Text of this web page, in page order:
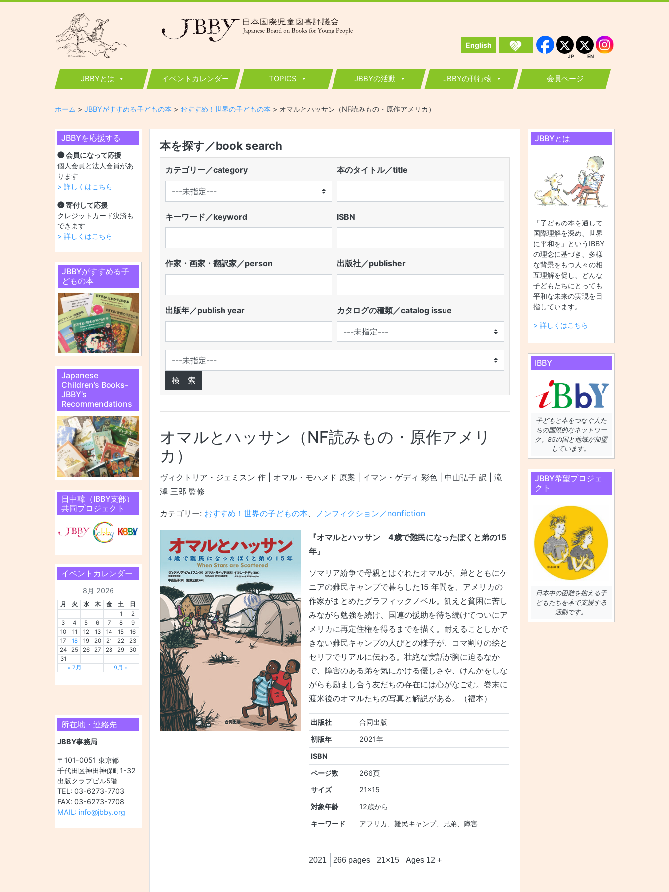
JBBY
日本国際児童図書評議会 English Facebook
JP
JP
EN
EN Instagram
JBBYとは イベントカレンダー TOPICS JBBYの活動 JBBYの刊行物 会員ページ
ホーム > JBBYがすすめる子どもの本 > おすすめ！世界の子どもの本 > オマルとハッサン（NF読みもの・原作アメリカ）
JBBYを応援する
❶ 会員になって応援
個人会員と法人会員があ
ります
> 詳しくはこちら
❷ 寄付して応援
クレジットカード決済も
できます
> 詳しくはこちら
JBBYがすすめる子
どもの本
Japanese
Children’s Books-
JBBY’s
Recommendations
日中韓（IBBY支部）
共同プロジェクト
イベントカレンダー
8月 2026
月 火 水 木 金 土
日
1
2
3
4 5 6 7 8
9
10
11 12 13 14 15
16
17
18 19 20 21 22
23
24
25 26 27 28 29
30
31
« 7月
9月 »
所在地・連絡先
JBBY事務局
〒101-0051 東京都
千代田区神田神保町1-32
出版クラブビル5階
TEL: 03-6273-7703
FAX: 03-6273-7708
MAIL: info@jbby.org
本を探す／book search
カテゴリー／category 本のタイトル／title
キーワード／keyword ISBN
作家・画家・翻訳家／person 出版社／publisher
出版年／publish year カタログの種類／catalog issue
オマルとハッサン（NF読みもの・原作アメリ
カ）
ヴィクトリア・ジェミスン 作 | オマル・モハメド 原案 | イマン・ゲディ 彩色 | 中山弘子 訳 | 滝
澤 三郎 監修
カテゴリー: おすすめ！世界の子どもの本、 ノンフィクション／nonfiction
『オマルとハッサン 4歳で難民になったぼくと弟の15
年』
ソマリア紛争で母親とはぐれたオマルが、弟とともにケ
ニアの難民キャンプで暮らした15 年間を、アメリカの
作家がまとめたグラフィックノベル。飢えと貧困に苦し
みながら勉強を続け、国連の援助を待ち続けてついにア
メリカに再定住権を得るまでを描く。耐えることしかで
きない難民キャンプの人びとの様子が、コマ割りの絵と
セリフでリアルに伝わる。壮絶な実話が胸に迫るなか
で、障害のある弟を気にかける優しさや、けんかをしな
がらも励まし合う友だちの存在には心がなごむ。巻末に
渡米後のオマルたちの写真と解説がある。（福本）
出版社
合同出版
初版年
2021年
ISBN
ページ数
266頁
サイズ
21×15
対象年齢
12歳から
キーワード
アフリカ、難民キャンプ、兄弟、障害
2021 266 pages 21×15 Ages 12 +
JBBYとは
「子どもの本を通して
国際理解を深め、世界
に平和を」というIBBY
の理念に基づき、多様
な背景をもつ人々の相
互理解を促し、どんな
子どもたちにとっても
平和な未来の実現を目
指しています。
> 詳しくはこちら
IBBY
子どもと本をつなぐ人た
ちの国際的なネットワー
ク。85の国と地域が加盟
しています。
JBBY希望プロジェ
クト
日本中の困難を抱える子
どもたちを本で支援する
活動です。